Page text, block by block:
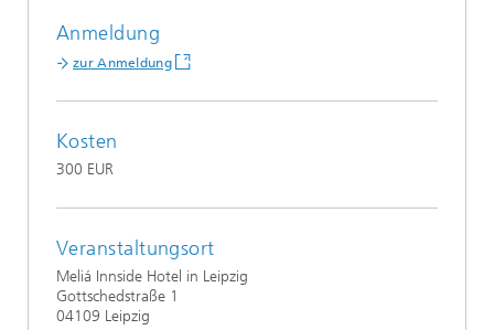
Anmeldung
zur Anmeldung
Kosten
300 EUR
Veranstaltungsort
Meliá Innside Hotel in Leipzig
Gottschedstraße 1
04109 Leipzig